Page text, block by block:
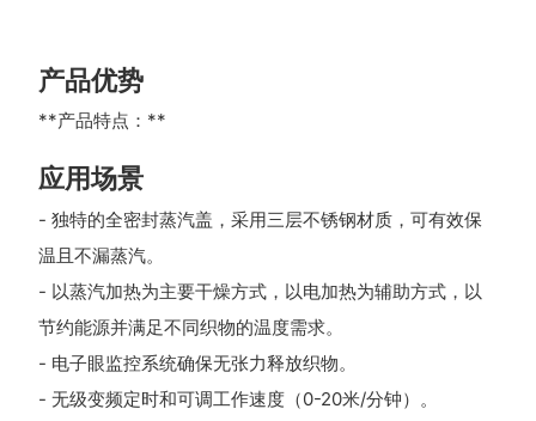
产品优势
**产品特点：**
应用场景
- 独特的全密封蒸汽盖，采用三层不锈钢材质，可有效保
温且不漏蒸汽。
- 以蒸汽加热为主要干燥方式，以电加热为辅助方式，以
节约能源并满足不同织物的温度需求。
- 电子眼监控系统确保无张力释放织物。
- 无级变频定时和可调工作速度（0-20米/分钟）。